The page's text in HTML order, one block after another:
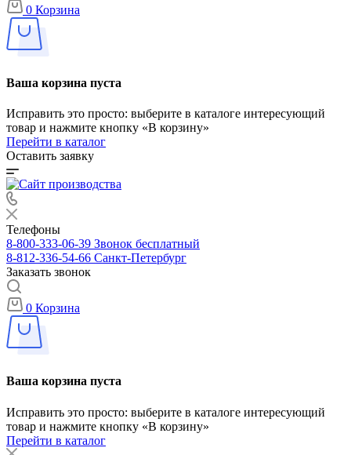
0 Корзина
Ваша корзина пуста
Исправить это просто: выберите в каталоге интересующий
товар и нажмите кнопку «В корзину»
Перейти в каталог
Оставить заявку
Телефоны
8-800-333-06-39 Звонок бесплатный
8-812-336-54-66 Санкт-Петербург
Заказать звонок
0 Корзина
Ваша корзина пуста
Исправить это просто: выберите в каталоге интересующий
товар и нажмите кнопку «В корзину»
Перейти в каталог